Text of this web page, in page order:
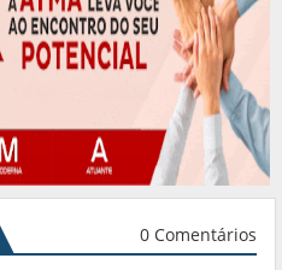
0 Comentários